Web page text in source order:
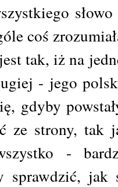
coś
tak, iż na
- jego
gdyby
ze strony,
-
sprawdzić, jak